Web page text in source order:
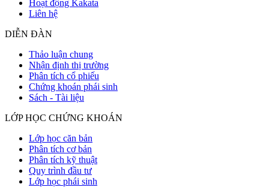
Hoạt động Kakata
Liên hệ
DIỄN ĐÀN
Thảo luận chung
Nhận định thị trường
Phân tích cổ phiếu
Chứng khoán phái sinh
Sách - Tài liệu
LỚP HỌC CHỨNG KHOÁN
Lớp học căn bản
Phân tích cơ bản
Phân tích kỹ thuật
Quy trình đầu tư
Lớp học phái sinh